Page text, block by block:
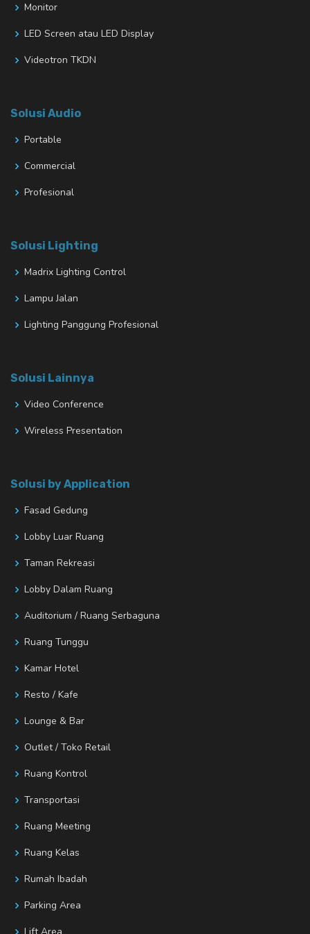
Monitor
LED Screen atau LED Display
Videotron TKDN
Solusi Audio
Portable
Commercial
Profesional
Solusi Lighting
Madrix Lighting Control
Lampu Jalan
Lighting Panggung Profesional
Solusi Lainnya
Video Conference
Wireless Presentation
Solusi by Application
Fasad Gedung
Lobby Luar Ruang
Taman Rekreasi
Lobby Dalam Ruang
Auditorium / Ruang Serbaguna
Ruang Tunggu
Kamar Hotel
Resto / Kafe
Lounge & Bar
Outlet / Toko Retail
Ruang Kontrol
Transportasi
Ruang Meeting
Ruang Kelas
Rumah Ibadah
Parking Area